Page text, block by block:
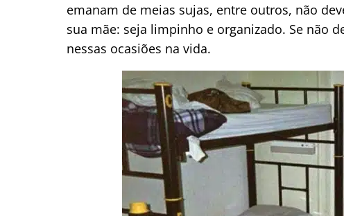
emanam de meias sujas, entre outros, não
sua mãe: seja limpinho e organizado. Se não
nessas ocasiões na vida.